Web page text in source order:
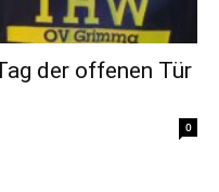
der offenen Tür
0